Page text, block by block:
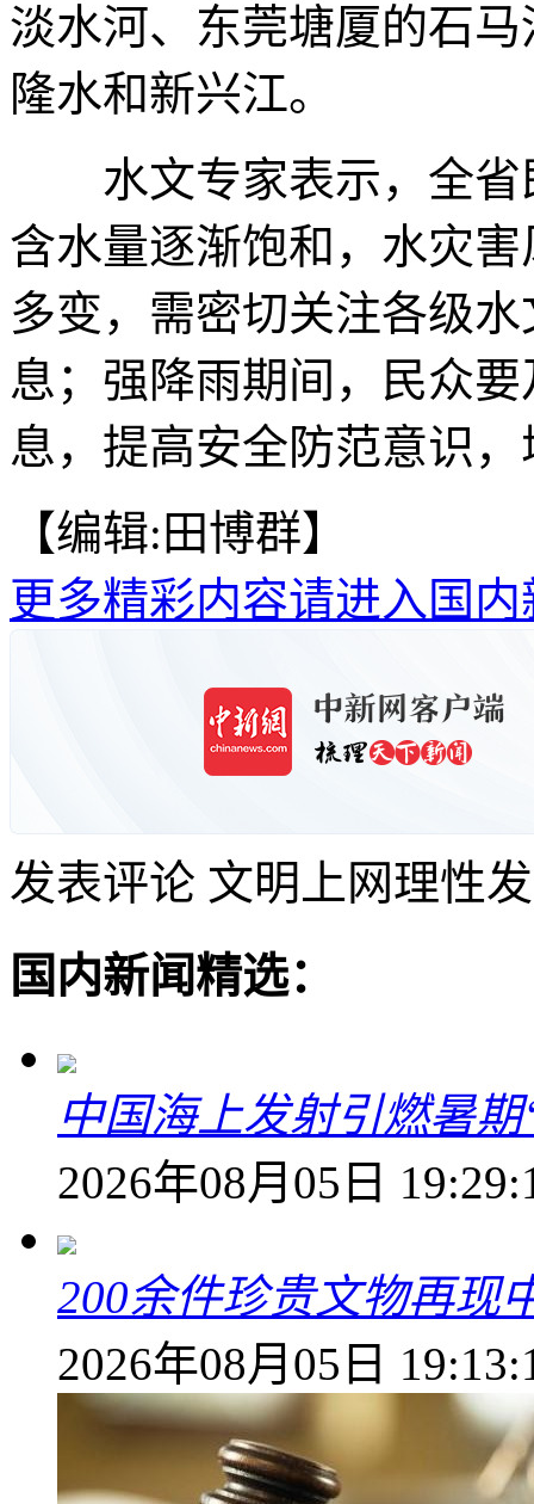
淡水河、东莞塘厦的石
隆水和新兴江。
水文专家表示，全省
含水量逐渐饱和，水灾
多变，需密切关注各级
息；强降雨期间，民众
息，提高安全防范意识
【编辑:田博群】
更多精彩内容请进入国内
发表评论 文明上网理性
国内新闻精选：
中国海上发射引燃暑
2026年08月05日
200余件珍贵文物再现
2026年08月05日